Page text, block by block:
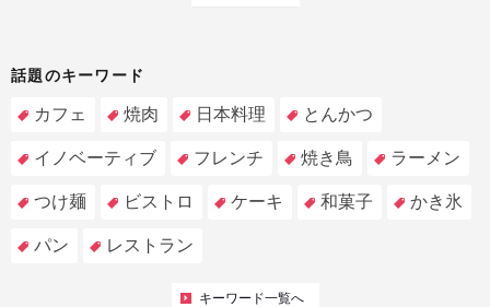
話題のキーワード
カフェ 焼肉 日本料理 とんかつ
イノベーティブ フレンチ 焼き鳥 ラーメン
つけ麺 ビストロ ケーキ 和菓子 かき氷
パン レストラン
キーワード一覧へ